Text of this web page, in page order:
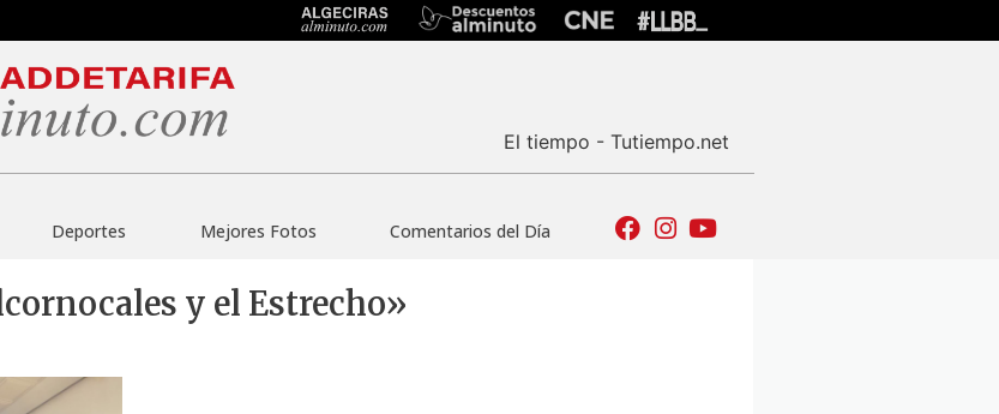
El tiempo - Tutiempo.net
Deportes Mejores Fotos Comentarios del Día
y el Estrecho»